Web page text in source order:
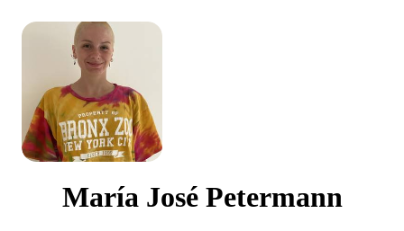
María José Petermann